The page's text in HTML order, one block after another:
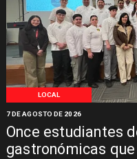
LOCAL
Once estudiantes
gastronómicas
7 DE AGOSTO DE 2026